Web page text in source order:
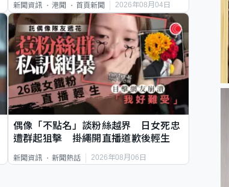
新聞資訊 港聞 首頁新聞 2026年08月04日
偶像「不點名」談粉絲越界 日女死忠
遭群起狙擊 掛繩開直播道歉後輕生
新聞資訊 新聞熱話 2026年08月06日